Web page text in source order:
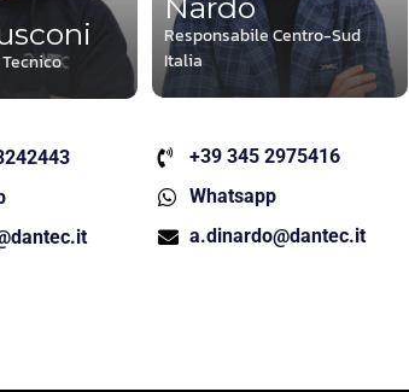
Responsabile Centro-Sud
Italia
+39 345 2975416
Whatsapp
a.dinardo@dantec.it